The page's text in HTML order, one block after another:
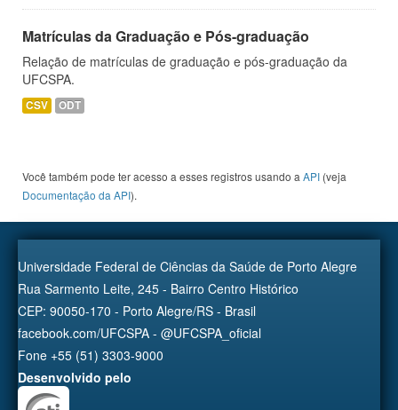
Matrículas da Graduação e Pós-graduação
Relação de matrículas de graduação e pós-graduação da
UFCSPA.
CSV ODT
Você também pode ter acesso a esses registros usando a API (veja
Documentação da API).
Universidade Federal de Ciências da Saúde de Porto Alegre
Rua Sarmento Leite, 245 - Bairro Centro Histórico
CEP: 90050-170 - Porto Alegre/RS - Brasil
facebook.com/UFCSPA - @UFCSPA_oficial
Fone +55 (51) 3303-9000
Desenvolvido pelo